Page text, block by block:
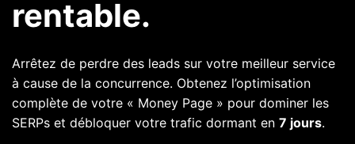
rentable.
Arrêtez de perdre des leads sur votre meilleur service
à cause de la concurrence. Obtenez l’optimisation
complète de votre « Money Page » pour dominer les
SERPs et débloquer votre trafic dormant en 7 jours.